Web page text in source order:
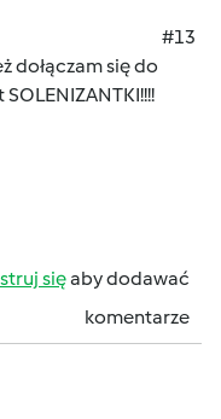
#13
dołączam się do
sięaby dodawać
komentarze